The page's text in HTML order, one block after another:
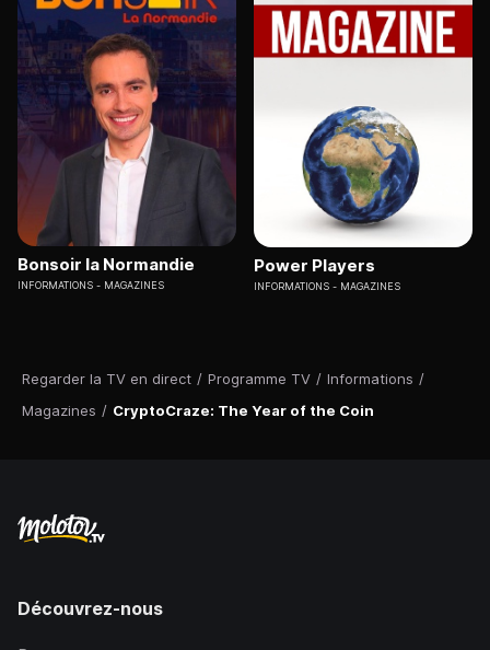
Regarder la TV en direct / Programme TV / Informations /
Magazines / CryptoCraze: The Year of the Coin
Bonsoir la Normandie
INFORMATIONS MAGAZINES
Power Players
INFORMATIONS MAGAZINES
Découvrez-nous